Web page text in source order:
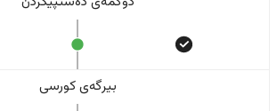
بیرگەی کورسی